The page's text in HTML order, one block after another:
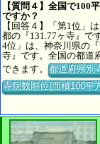
【質問４】全国で100
ですか？
【回答４】「第1位」
都の『131.77ヶ寺』で
4位」は、神奈川県の
寺』です。全国の都道
できます。都道府県別
寺院数順位(面積100平